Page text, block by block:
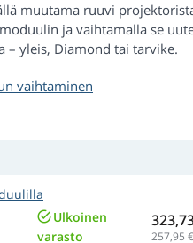
muutama ruuvi
ja vaihtamalla se
– yleis, Diamond tai tarvike.
vaihtaminen
Ulkoinen
varasto
257,95